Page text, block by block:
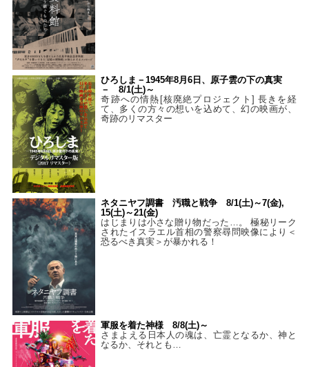
ひろしま－1945年8月6日、原子雲の下の真実
－ 8/1(土)～
奇跡への情熱[核廃絶プロジェクト] 長きを経
て、多くの方々の想いを込めて、幻の映画が、
奇跡のリマスター
ネタニヤフ調書 汚職と戦争 8/1(土)～7(金),
15(土)～21(金)
はじまりは小さな贈り物だった…。 極秘リーク
されたイスラエル首相の警察尋問映像により＜
恐るべき真実＞が暴かれる！
軍服を着た神様 8/8(土)～
さまよえる日本人の魂は、亡霊となるか、神と
なるか、それとも…